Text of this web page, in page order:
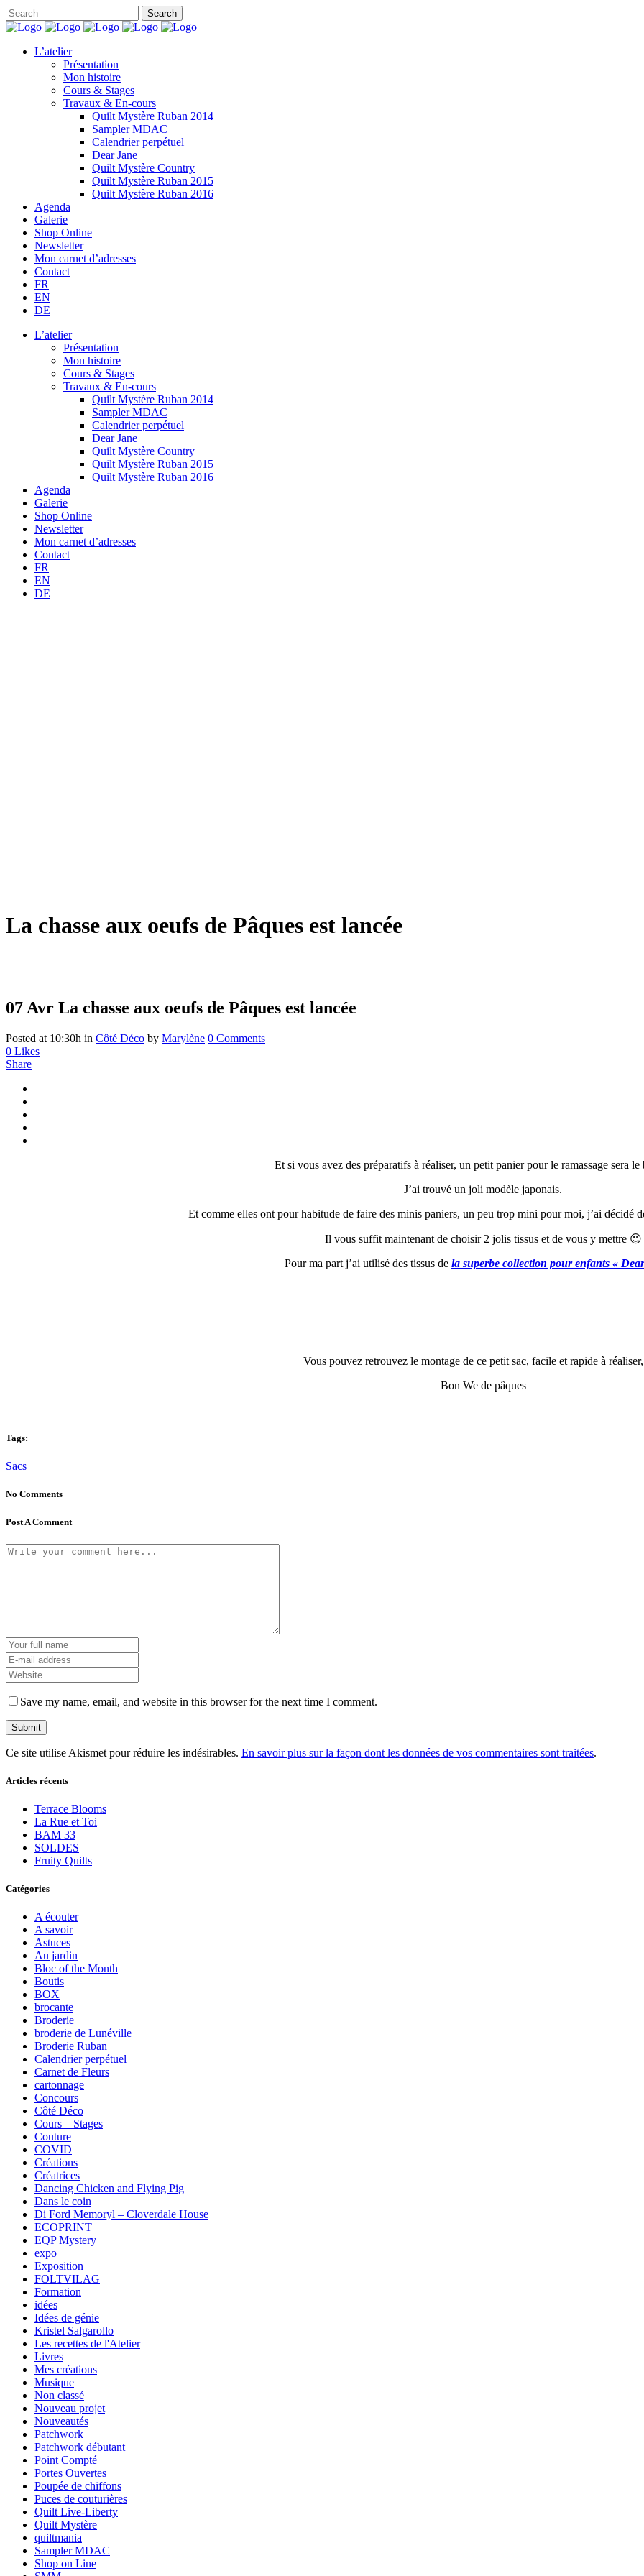
L’atelier
Présentation
Mon histoire
Cours & Stages
Travaux & En-cours
Quilt Mystère Ruban 2014
Sampler MDAC
Calendrier perpétuel
Dear Jane
Quilt Mystère Country
Quilt Mystère Ruban 2015
Quilt Mystère Ruban 2016
Agenda
Galerie
Shop Online
Newsletter
Mon carnet d’adresses
Contact
FR
EN
DE
L’atelier
Présentation
Mon histoire
Cours & Stages
Travaux & En-cours
Quilt Mystère Ruban 2014
Sampler MDAC
Calendrier perpétuel
Dear Jane
Quilt Mystère Country
Quilt Mystère Ruban 2015
Quilt Mystère Ruban 2016
Agenda
Galerie
Shop Online
Newsletter
Mon carnet d’adresses
Contact
FR
EN
DE
La chasse aux oeufs de Pâques est lancée
07 Avr La chasse aux oeufs de Pâques est lancée
Posted at 10:30h in Côté Déco by Marylène 0 Comments
0 Likes
Share
Et si vous avez des préparatifs à réaliser, un petit panier pour le ramassage sera le
J’ai trouvé un joli modèle japonais.
Et comme elles ont pour habitude de faire des minis paniers, un peu trop mini pour moi, j’ai décidé
Il vous suffit maintenant de choisir 2 jolis tissus et de vous y mettre 😉
Pour ma part j’ai utilisé des tissus de la superbe collection pour enfants «
Vous pouvez retrouvez le montage de ce petit sac, facile et rapide à réaliser,
Bon We de pâques
Tags:
Sacs
No Comments
Post A Comment
Save my name, email, and website in this browser for the next time I comment.
Ce site utilise Akismet pour réduire les indésirables. En savoir plus sur la façon dont les données de vos commentaires sont traitées.
Articles récents
Terrace Blooms
La Rue et Toi
BAM 33
SOLDES
Fruity Quilts
Catégories
A écouter
A savoir
Astuces
Au jardin
Bloc of the Month
Boutis
BOX
brocante
Broderie
broderie de Lunéville
Broderie Ruban
Calendrier perpétuel
Carnet de Fleurs
cartonnage
Concours
Côté Déco
Cours – Stages
Couture
COVID
Créations
Créatrices
Dancing Chicken and Flying Pig
Dans le coin
Di Ford Memoryl – Cloverdale House
ECOPRINT
EQP Mystery
expo
Exposition
FOLTVILAG
Formation
idées
Idées de génie
Kristel Salgarollo
Les recettes de l'Atelier
Livres
Mes créations
Musique
Non classé
Nouveau projet
Nouveautés
Patchwork
Patchwork débutant
Point Compté
Portes Ouvertes
Poupée de chiffons
Puces de couturières
Quilt Live-Liberty
Quilt Mystère
quiltmania
Sampler MDAC
Shop on Line